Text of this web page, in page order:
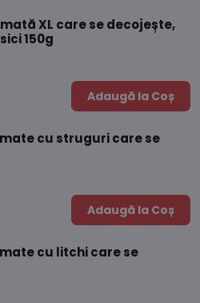
XL care se decojește,
150g
Adaugă la Coș
cu struguri care se
Adaugă la Coș
cu litchi care se